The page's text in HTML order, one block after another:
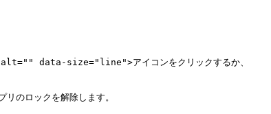
alt="" data-size="line">アイコンをクリックするか、
のロックを解除します。